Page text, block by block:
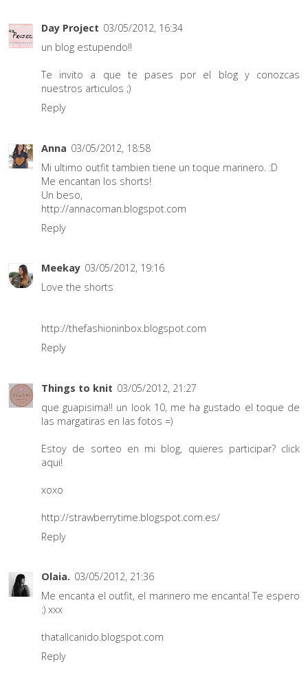
Day Project 03/05/2012, 16:34
un blog estupendo!!
Te invito a que te pases por el blog y conozcas
nuestros articulos ;)
Reply
Anna 03/05/2012, 18:58
Mi ultimo outfit tambien tiene un toque marinero. :D
Me encantan los shorts!
Un beso,
http://annacoman.blogspot.com
Reply
Meekay 03/05/2012, 19:16
Love the shorts
http://thefashioninbox.blogspot.com
Reply
Things to knit 03/05/2012, 21:27
que guapisima!! un look 10, me ha gustado el toque de
las margatiras en las fotos =)
Estoy de sorteo en mi blog, quieres participar? click
aqui!
xoxo
http://strawberrytime.blogspot.com.es/
Reply
Olaia. 03/05/2012, 21:36
Me encanta el outfit, el marinero me encanta! Te espero
:) xxx
thatallcanido.blogspot.com
Reply